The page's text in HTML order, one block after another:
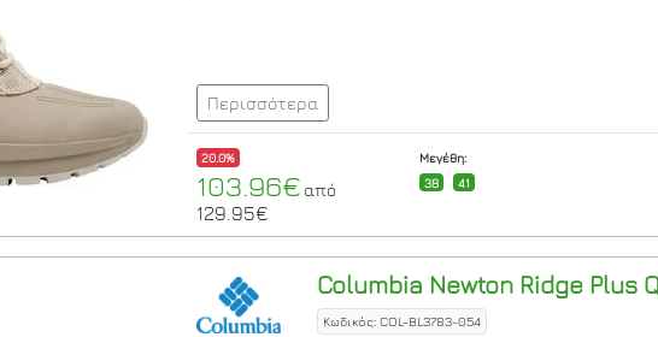
Περισσότερα
20.0%
103.96€ από
129.95€
Μεγέθη:
38
41
Columbia Newton Ridge Plus
Κωδικός: COL-BL3783-054